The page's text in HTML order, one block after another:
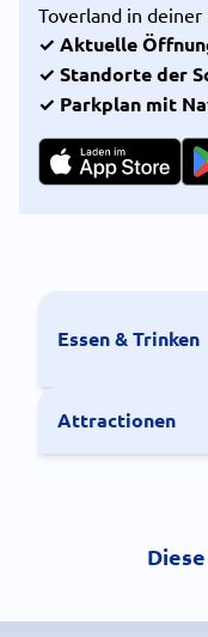
Toverland in deiner
✓ Aktuelle
✓ Standorte der
✓ Parkplan mit
Essen & Trinken
Attractionen